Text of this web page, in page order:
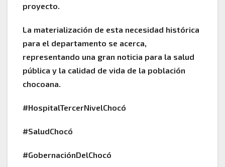
proyecto.
La materialización de esta necesidad histórica
para el departamento se acerca,
representando una gran noticia para la salud
pública y la calidad de vida de la población
chocoana.
#HospitalTercerNivelChocó
#SaludChocó
#GobernaciónDelChocó